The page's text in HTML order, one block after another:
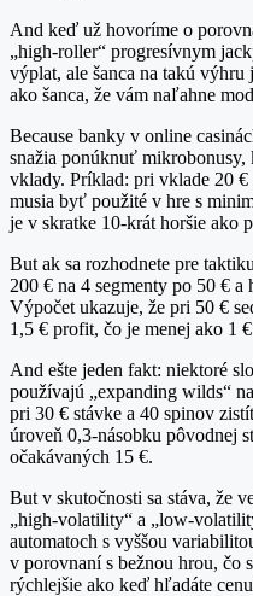
And keď už hovoríme o
„high‑roller“ progresívnym
výplat, ale šanca na takú výhru
ako šanca, že vám naľahne
Because banky v online
snažia ponúknuť mikrobonusy,
vklady. Príklad: pri vklade 20 €
musia byť použité v hre s
je v skratke 10‑krát horšie ako
But ak sa rozhodnete pre
200 € na 4 segmenty po 50 €
Výpočet ukazuje, že pri 50 €
1,5 € profit, čo je menej ako 1
And ešte jeden fakt: niektoré
používajú „expanding wilds“
pri 30 € stávke a 40 spinov
úroveň 0,3‑násobku pôvodnej
očakávaných 15 €.
But v skutočnosti sa stáva, že
„high‑volatility“ a
automatoch s vyššou
v porovnaní s bežnou hrou, čo
rýchlejšie ako keď hľadáte